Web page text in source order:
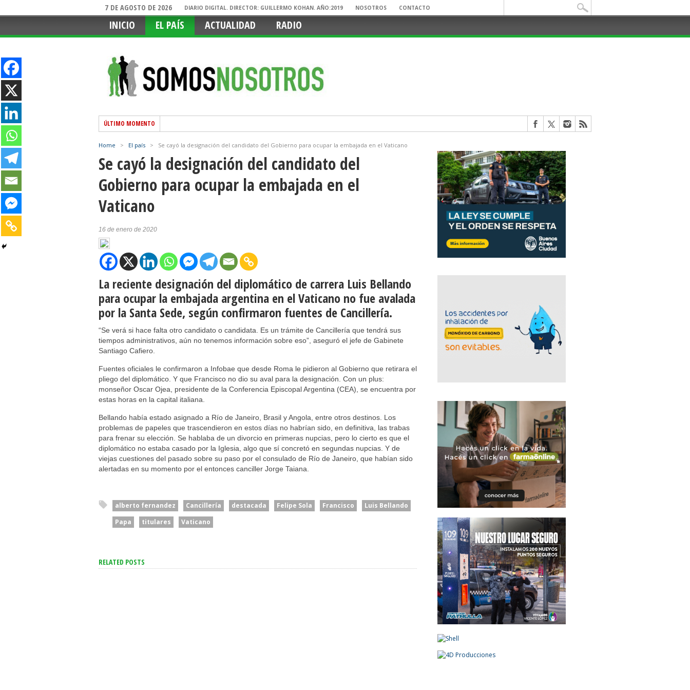
7 DE AGOSTO DE 2026 DIARIO DIGITAL. DIRECTOR: GUILLERMO KOHAN. AÑO:2019 NOSOTROS CONTACTO
INICIO EL PAÍS ACTUALIDAD RADIO
ÚLTIMO MOMENTO
Home > El país > Se cayó la designación del candidato del Gobierno para ocupar la embajada en el Vaticano
Se cayó la designación del candidato del
Gobierno para ocupar la embajada en el
Vaticano
16 de enero de 2020
La reciente designación del diplomático de carrera Luis Bellando
para ocupar la embajada argentina en el Vaticano no fue avalada
por la Santa Sede, según confirmaron fuentes de Cancillería.
“Se verá si hace falta otro candidato o candidata. Es un trámite de Cancillería que tendrá sus
tiempos administrativos, aún no tenemos información sobre eso”, aseguró el jefe de Gabinete
Santiago Cafiero.
Fuentes oficiales le confirmaron a Infobae que desde Roma le pidieron al Gobierno que retirara el
pliego del diplomático. Y que Francisco no dio su aval para la designación. Con un plus:
monseñor Oscar Ojea, presidente de la Conferencia Episcopal Argentina (CEA), se encuentra por
estas horas en la capital italiana.
Bellando había estado asignado a Río de Janeiro, Brasil y Angola, entre otros destinos. Los
problemas de papeles que trascendieron en estos días no habrían sido, en definitiva, las trabas
para frenar su elección. Se hablaba de un divorcio en primeras nupcias, pero lo cierto es que el
diplomático no estaba casado por la Iglesia, algo que sí concretó en segundas nupcias. Y de
viejas cuestiones del pasado sobre su paso por el consulado de Río de Janeiro, que habían sido
alertadas en su momento por el entonces canciller Jorge Taiana.
alberto fernandez Cancillería destacada Felipe Sola Francisco
Luis Bellando
Papa
titulares Vaticano
RELATED POSTS